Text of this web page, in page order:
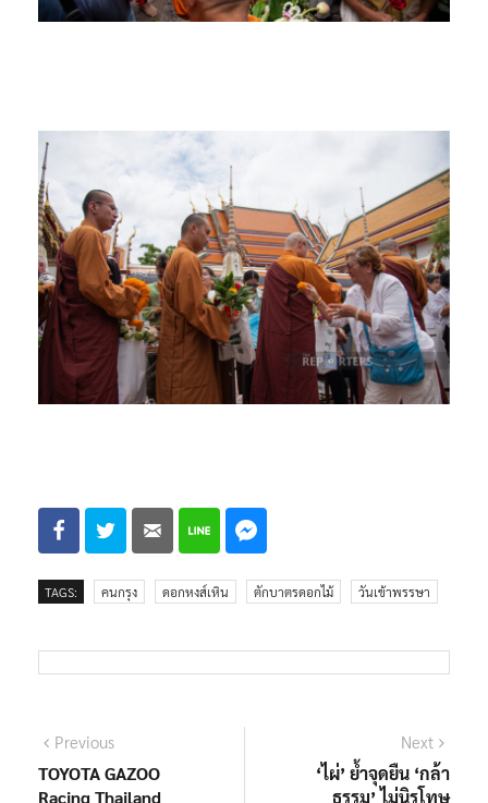
TAGS: คนกรุง ดอกหงส์เหิน ตักบาตรดอกไม้ วันเข้าพรรษา
แนะแนว
เรื่อง
Previous
post:
TOYOTA GAZOO
Racing Thailand
Next
post:
‘ไผ่’ ย้ำจุดยืน ‘กล้า
ธรรม’ ไม่นิรโทษ